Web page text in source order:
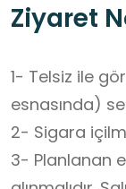
Ziyaret
1- Telsiz ile
esnasında)
2- Sigara
3- Planlanan